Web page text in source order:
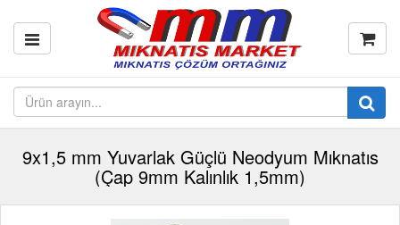
9x1,5 mm Yuvarlak Güçlü Neodyum Mıknatıs
(Çap 9mm Kalınlık 1,5mm)